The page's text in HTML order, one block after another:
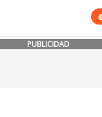
PUBLICIDAD